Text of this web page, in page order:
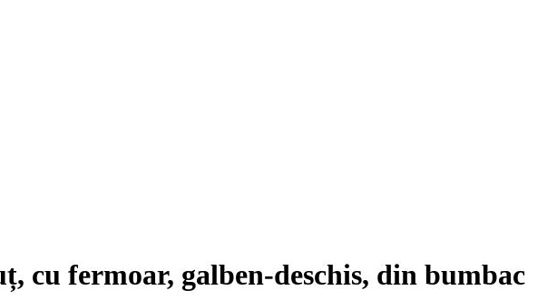
cu fermoar, galben-deschis, din bumbac